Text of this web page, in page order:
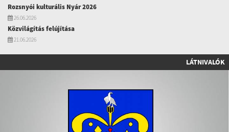
Rozsnyói kulturális Nyár 2026
26.06.2026
Közvilágítás felújítása
21.06.2026
LÁTNIVALÓK